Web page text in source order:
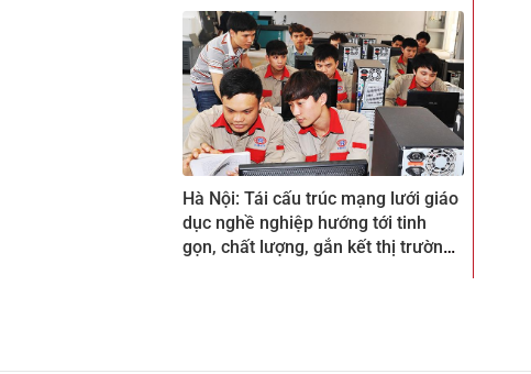
Hà Nội: Tái cấu trúc mạng lưới giáo
dục nghề nghiệp hướng tới tinh
gọn, chất lượng, gắn kết thị trường